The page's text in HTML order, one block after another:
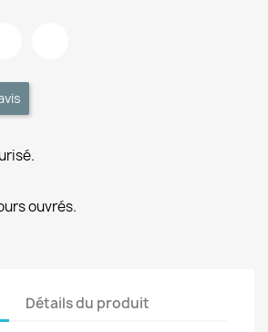
ouvrés.
Détails du produit